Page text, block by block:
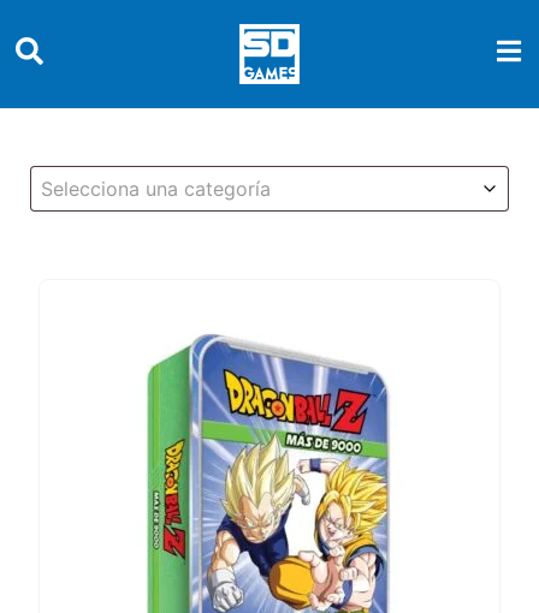
Selecciona una categoría